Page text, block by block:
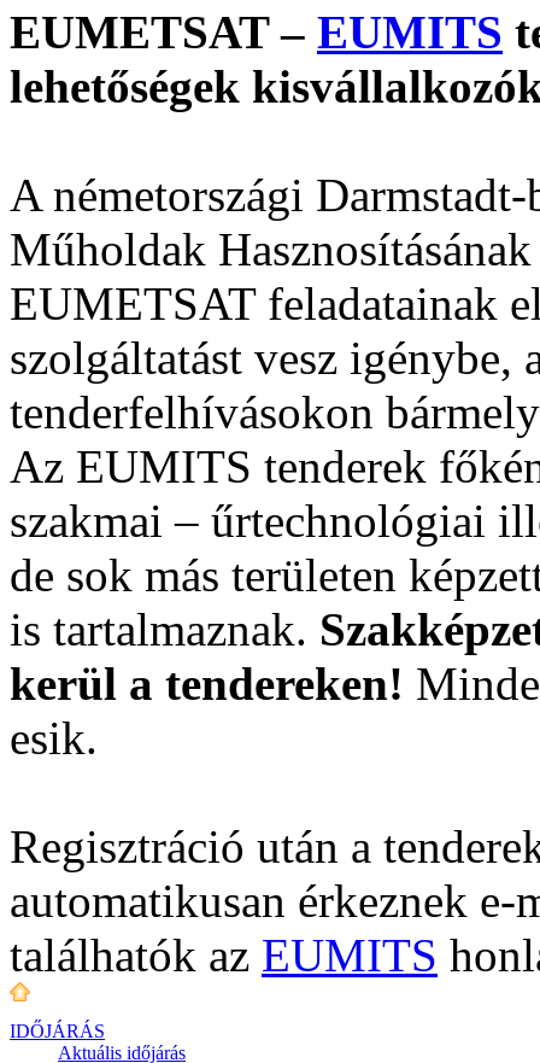
EUMETSAT – EUMITS
lehetőségek
A németországi
Műholdak
EUMETSAT feladatainak
szolgáltatást vesz igénybe,
tenderfelhívásokon
Az EUMITS tenderek
szakmai – űrtechnológiai
de sok más területen
is tartalmaznak.
kerül a tendereken!
esik.
Regisztráció után a
automatikusan érkeznek
találhatók az EUMITS
IDŐJÁRÁS
Aktuális időjárás